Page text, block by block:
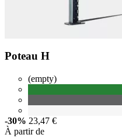
Poteau H
(empty)
-30% 23,47 €
À partir de